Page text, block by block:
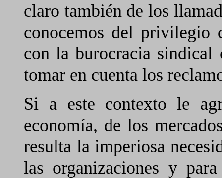
claro también de los
conocemos del privilegio
con la burocracia sindical
tomar en cuenta los
Si a este contexto le
economía, de los
resulta la imperiosa
las organizaciones y